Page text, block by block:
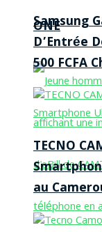
ONE
Samsung
D’Entrée
500 FCFA
TECNO
au